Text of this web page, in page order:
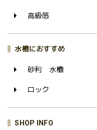
高級感
水槽におすすめ
砂利 水槽
ロック
SHOP INFO